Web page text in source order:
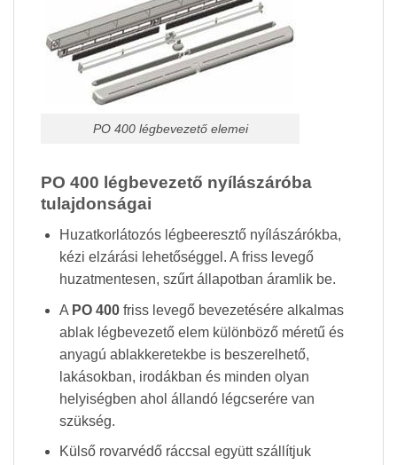
PO 400 légbevezető elemei
PO 400 légbevezető nyílászáróba
tulajdonságai
Huzatkorlátozós légbeeresztő nyílászárókba,
kézi elzárási lehetőséggel. A friss levegő
huzatmentesen, szűrt állapotban áramlik be.
A PO 400 friss levegő bevezetésére alkalmas
ablak légbevezető elem különböző méretű és
anyagú ablakkeretekbe is beszerelhető,
lakásokban, irodákban és minden olyan
helyiségben ahol állandó légcserére van
szükség.
Külső rovarvédő ráccsal együtt szállítjuk